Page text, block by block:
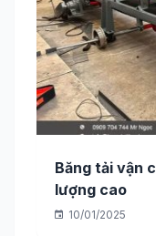
Băng tải vận
lượng cao
10/01/2025